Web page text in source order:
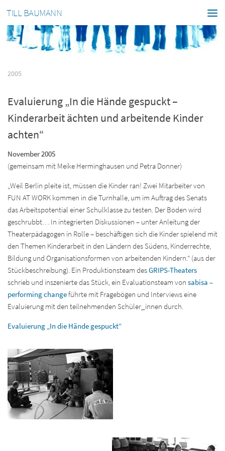
TILL BAUMANN
2005
Evaluierung „In die Hände gespuckt –
Kinderarbeit ächten und arbeitende Kinder
achten“
November 2005
(gemeinsam mit Meike Herminghausen und Petra Donner)
„Weil Berlin pleite ist, müssen die Kinder ran! Zwei Mitarbeiter von
FUN AT WORK kommen in die Turnhalle, um im Auftrag des Senats
das Arbeitspotential einer Schulklasse zu testen. Der Boden wird
geschrubbt… In integrierten Diskussionen – unter Anleitung der
Theaterpädagogen in Rolle – beschäftigen sich die Kinder spielend mit
den Themen Kinderarbeit in den Ländern des Südens, Kinderrechte,
Bildung und Organisationsformen von arbeitenden Kindern.“ (aus der
Stückbeschreibung). Ein Produktionsteam desGRIPS-Theaters
schrieb und inszenierte das Stück, ein Evaluationsteam von sabisa –
performing changeführte mit Fragebögen und Interviews eine
Evaluierung mit den teilnehmenden Schüler_innen durch.
Evaluierung „In die Hände gespuckt“